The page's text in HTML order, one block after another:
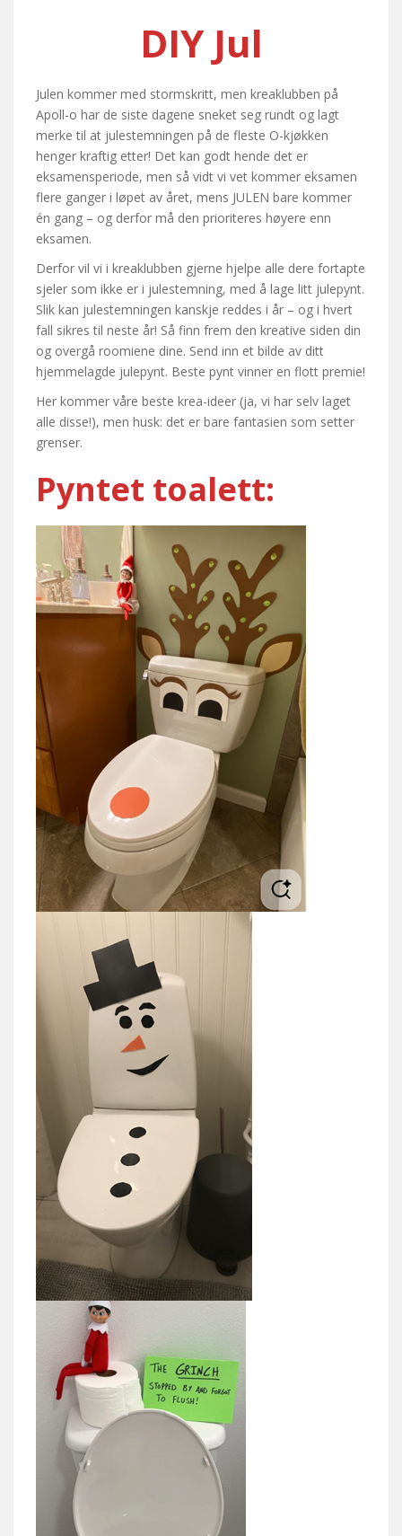
DIY Jul
Julen kommer med stormskritt, men kreaklubben på
Apoll-o har de siste dagene sneket seg rundt og lagt
merke til at julestemningen på de fleste O-kjøkken
henger kraftig etter! Det kan godt hende det er
eksamensperiode, men så vidt vi vet kommer eksamen
flere ganger i løpet av året, mens JULEN bare kommer
én gang – og derfor må den prioriteres høyere enn
eksamen.
Derfor vil vi i kreaklubben gjerne hjelpe alle dere fortapte
sjeler som ikke er i julestemning, med å lage litt julepynt.
Slik kan julestemningen kanskje reddes i år – og i hvert
fall sikres til neste år! Så finn frem den kreative siden din
og overgå roomiene dine. Send inn et bilde av ditt
hjemmelagde julepynt. Beste pynt vinner en flott premie!
Her kommer våre beste krea-ideer (ja, vi har selv laget
alle disse!), men husk: det er bare fantasien som setter
grenser.
Pyntet toalett: